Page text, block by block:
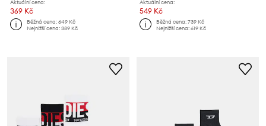
Aktuální cena:
369 Kč
Běžná cena:649 Kč
Nejnižší cena:389 Kč
Aktuální cena:
549 Kč
Běžná cena:739 Kč
Nejnižší cena:619 Kč